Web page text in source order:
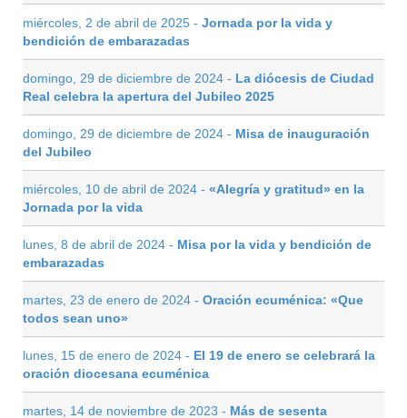
miércoles, 2 de abril de 2025 - Jornada por la vida y
bendición de embarazadas
domingo, 29 de diciembre de 2024 - La diócesis de Ciudad
Real celebra la apertura del Jubileo 2025
domingo, 29 de diciembre de 2024 - Misa de inauguración
del Jubileo
miércoles, 10 de abril de 2024 - «Alegría y gratitud» en la
Jornada por la vida
lunes, 8 de abril de 2024 - Misa por la vida y bendición de
embarazadas
martes, 23 de enero de 2024 - Oración ecuménica: «Que
todos sean uno»
lunes, 15 de enero de 2024 - El 19 de enero se celebrará la
oración diocesana ecuménica
martes, 14 de noviembre de 2023 - Más de sesenta